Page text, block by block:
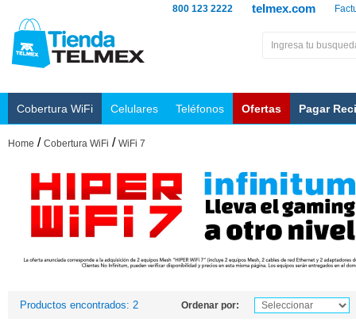
telmex.com
800 123 2222
Cobertura WiFi Celulares Teléfonos Ofertas Pagar
Home / Cobertura WiFi / WiFi 7
Productos encontrados: 2 Ordenar por: